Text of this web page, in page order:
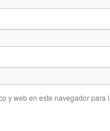
y web en este navegador para